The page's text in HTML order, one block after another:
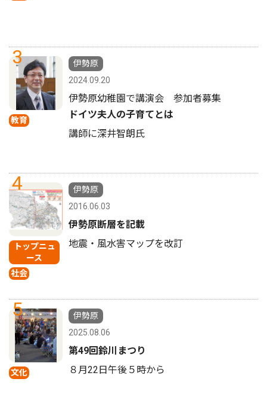
3
教育
伊勢原
2024.09.20
伊勢原幼稚園で講演会 参加者募集
ドイツ夫人の子育てとは
講師に深井智朗氏
4
トップニュ
ース
社会
伊勢原
2016.06.03
伊勢原断層を記載
地震・風水害マップを改訂
5
文化
伊勢原
2025.08.06
第49回鈴川まつり
８月22日午後５時から